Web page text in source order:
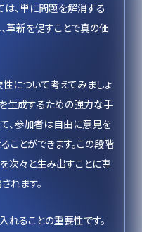
は、単に問題を解消する
革新を促すことで真の価
性について考えてみましょ
生成するための強力な手
て、参加者は自由に意見を
ことができます。この段階
次々と生み出すことに専
れます。
れることの重要性です。